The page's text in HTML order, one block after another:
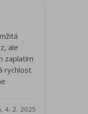
ale
zaplatím
rychlost
4. 2. 2025